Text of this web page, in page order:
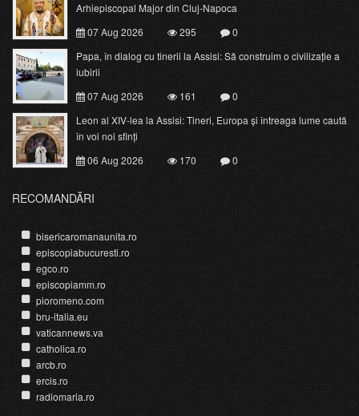
Arhiepiscopal Major din Cluj-Napoca
07 Aug 2026
295
0
Papa, în dialog cu tinerii la Assisi: Să construim o civilizație a
iubirii
07 Aug 2026
161
0
Leon al XIV-lea la Assisi: Tineri, Europa și întreaga lume caută
în voi noi sfinți
06 Aug 2026
170 0
RECOMANDĂRI
bisericaromanaunita.ro
episcopiabucuresti.ro
egco.ro
episcopiamm.ro
pioromeno.com
bru-italia.eu
vaticannews.va
catholica.ro
arcb.ro
ercis.ro
radiomaria.ro